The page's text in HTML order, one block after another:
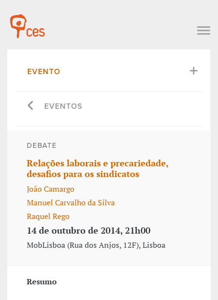
EVENTO
EVENTOS
DEBATE
Relações laborais e precariedade,
desafios para os sindicatos
João Camargo
Manuel Carvalho da Silva
Raquel Rego
14 de outubro de 2014, 21h00
MobLisboa (Rua dos Anjos, 12F), Lisboa
Resumo